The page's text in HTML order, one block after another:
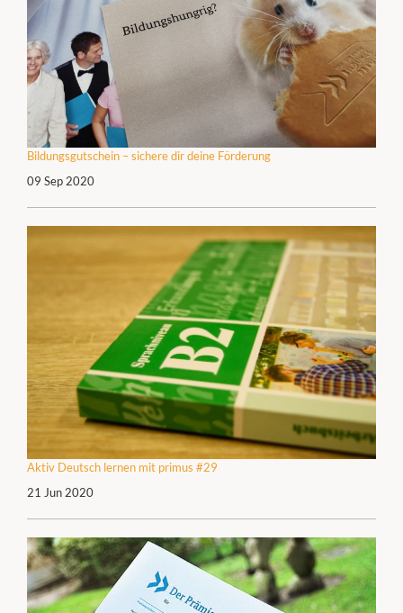
Bildungsgutschein – sichere dir deine Förderung
09 Sep 2020
Aktiv Deutsch lernen mit primus #29
21 Jun 2020